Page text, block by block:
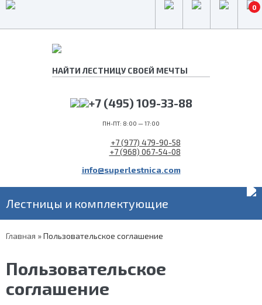
0
+7 (495) 109-33-88
ПН-ПТ: 8:00 — 17:00
+7 (977) 479-90-58
+7 (968) 067-54-08
info@superlestnica.com
Лестницы и комплектующие
Главная »Пользовательское соглашение
Пользовательское
соглашение